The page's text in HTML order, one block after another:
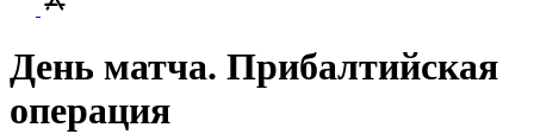
День матча. Прибалтийская
операция